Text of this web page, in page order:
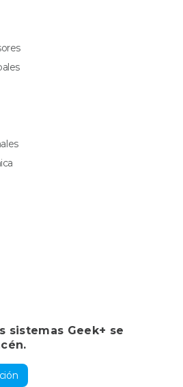
sistemas Geek+ se